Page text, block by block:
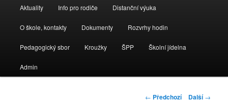
navigační
Aktuality Info pro rodiče Distanční výuka
O škole, kontakty Dokumenty Rozvrhy hodin
Pedagogický sbor Kroužky ŠPP Školní jídelna
Admin
Navigace
← Předchozí Další→